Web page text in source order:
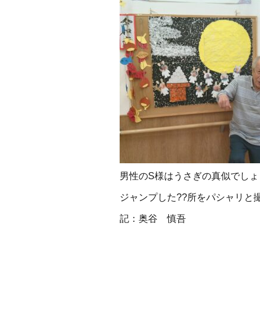
男性のS様はうさぎの真似でしょ
ジャンプした??所をパシャリと
記：奥谷 慎吾